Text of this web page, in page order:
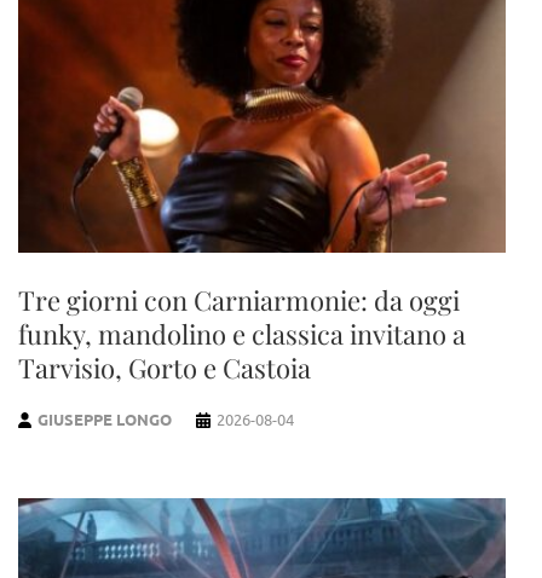
Tre giorni con Carniarmonie: da oggi
funky, mandolino e classica invitano a
Tarvisio, Gorto e Castoia
GIUSEPPE LONGO 2026-08-04